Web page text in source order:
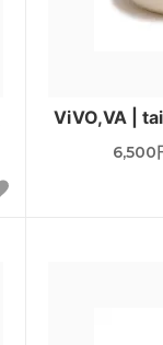
ViVO,VA |
6,500